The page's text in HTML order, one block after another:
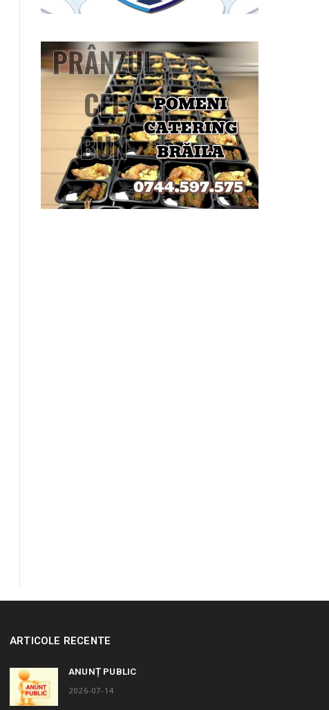
ARTICOLE RECENTE
ANUNȚ PUBLIC
2026-07-14